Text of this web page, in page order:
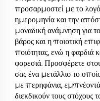
προσαρμοστεί με το
ημερομηνία και την
μοναδική ανάμνηση για
βάρος και η ποιοτική
ποιότητας, ενώ η φαρδιά
φορεσιά. Προσφέρετε
σας ένα μετάλλιο το
με περηφάνια,
διεκδικούν τους στόχους